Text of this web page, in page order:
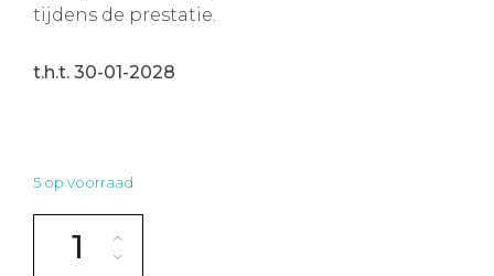
tijdens de prestatie.
t.h.t. 30-01-2028
5 op voorraad